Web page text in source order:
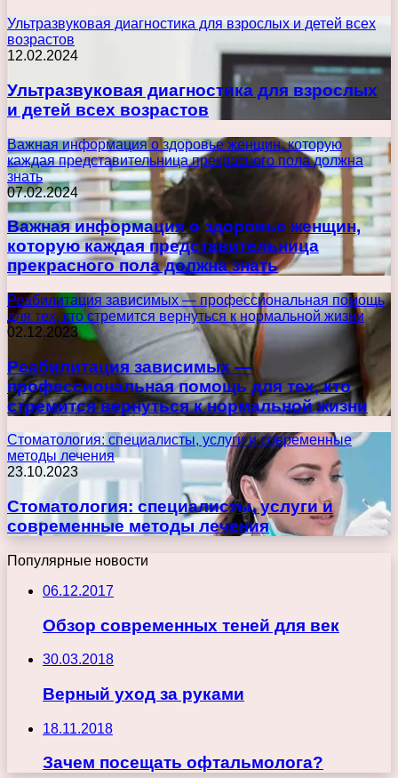
Ультразвуковая диагностика для взрослых и детей всех
возрастов
12.02.2024
Ультразвуковая диагностика для взрослых
и детей всех возрастов
Важная информация о здоровье женщин, которую
каждая представительница прекрасного пола должна
знать
07.02.2024
Важная информация о здоровье женщин,
которую каждая представительница
прекрасного пола должна знать
Реабилитация зависимых — профессиональная помощь
для тех, кто стремится вернуться к нормальной жизни
02.12.2023
Реабилитация зависимых —
профессиональная помощь для тех, кто
стремится вернуться к нормальной жизни
Стоматология: специалисты, услуги и современные
методы лечения
23.10.2023
Стоматология: специалисты, услуги и
современные методы лечения
Популярные новости
06.12.2017
Обзор современных теней для век
30.03.2018
Верный уход за руками
18.11.2018
Зачем посещать офтальмолога?